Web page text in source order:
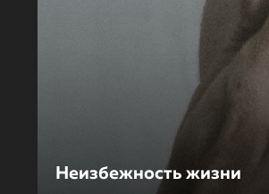
Неизбежность жизни